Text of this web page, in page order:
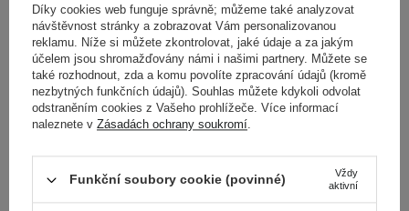
AKCE
COSRX - The Ceramide
ceramidy - 80 ml
AKCE BESTSELLER
Medicube - Collagen Jelly
Díky cookies web funguje správně; můžeme také analyzovat
návštěvnost stránky a zobrazovat Vám personalizovanou
reklamu. Níže si můžete zkontrolovat, jaké údaje a za jakým
účelem jsou shromažďovány námi i našimi partnery. Můžete se
také rozhodnout, zda a komu povolíte zpracování údajů (kromě
nezbytných funkčních údajů). Souhlas můžete kdykoli odvolat
odstraněním cookies z Vašeho prohlížeče. Více informací
naleznete v Zásadách ochrany soukromí.
Funkční soubory cookie (povinné)
Vždy
aktivní